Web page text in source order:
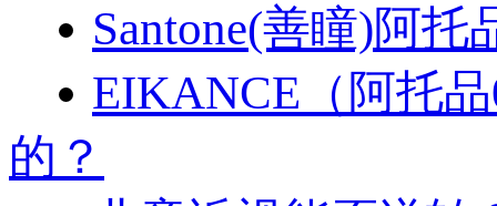
Santone(善瞳)阿托
EIKANCE（阿托
的？